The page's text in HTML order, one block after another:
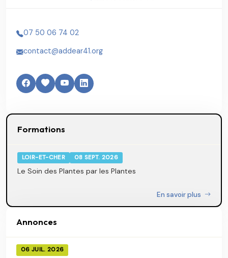
07 50 06 74 02
contact@addear41.org
Formations
LOIR-ET-CHER 08 SEPT. 2026
Le Soin des Plantes par les Plantes
En savoir plus
Annonces
06 JUIL. 2026